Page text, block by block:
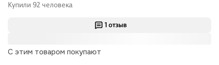
1 отзыв
С этим товаром покупают
Купили 92 человека